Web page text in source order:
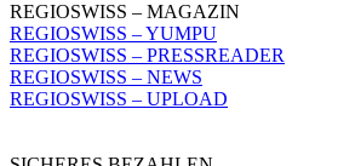
REGIOSWISS – MAGAZIN
REGIOSWISS – YUMPU
REGIOSWISS – PRESSREADER
REGIOSWISS – NEWS
REGIOSWISS – UPLOAD